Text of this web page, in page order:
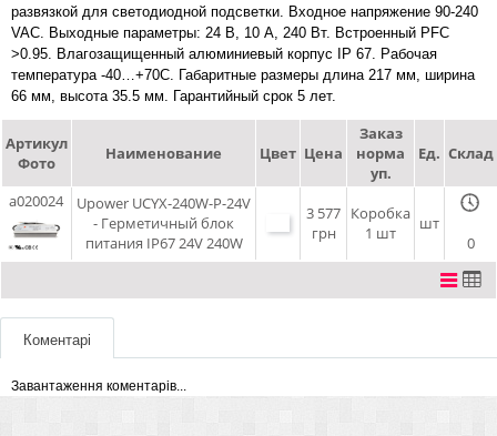
развязкой для светодиодной подсветки. Входное напряжение 90-240
VAC. Выходные параметры: 24 В, 10 А, 240 Вт. Встроенный PFC
>0.95. Влагозащищенный алюминиевый корпус IP 67. Рабочая
температура -40…+70C. Габаритные размеры длина 217 мм, ширина
66 мм, высота 35.5 мм. Гарантийный срок 5 лет.
Артикул
Фото
Наименование Цвет Цена
Заказ
норма
уп.
Ед. Склад
a020024
Upower UCYX-240W-P-24V
- Герметичный блок
питания IP67 24V 240W
3 577
грн
Коробка
1 шт
шт
0
Коментарі
Завантаження коментарів...